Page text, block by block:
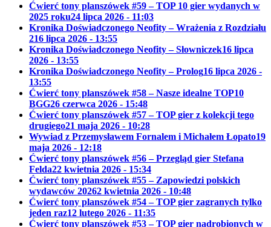
Ćwierć tony planszówek #59 – TOP 10 gier wydanych w
2025 roku24 lipca 2026 - 11:03
Kronika Doświadczonego Neofity – Wrażenia z Rozdziału
216 lipca 2026 - 13:55
Kronika Doświadczonego Neofity – Słowniczek16 lipca
2026 - 13:55
Kronika Doświadczonego Neofity – Prolog16 lipca 2026 -
13:55
Ćwierć tony planszówek #58 – Nasze idealne TOP10
BGG26 czerwca 2026 - 15:48
Ćwierć tony planszówek #57 – TOP gier z kolekcji tego
drugiego21 maja 2026 - 10:28
Wywiad z Przemysławem Fornalem i Michałem Łopato19
maja 2026 - 12:18
Ćwierć tony planszówek #56 – Przegląd gier Stefana
Felda22 kwietnia 2026 - 15:34
Ćwierć tony planszówek #55 – Zapowiedzi polskich
wydawców 20262 kwietnia 2026 - 10:48
Ćwierć tony planszówek #54 – TOP gier zagranych tylko
jeden raz12 lutego 2026 - 11:35
Ćwierć tony planszówek #53 – TOP gier nadrobionych w